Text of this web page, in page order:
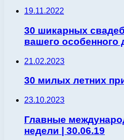
19.11.2022
30 шикарных
вашего особенного
21.02.2023
30 милых летних
23.10.2023
Главные
недели | 30.06.19